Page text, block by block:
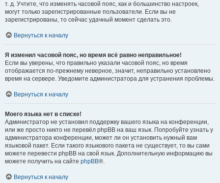
т. д. Учтите, что изменять часовой пояс, как и большинство настроек,
могут только зарегистрированные пользователи. Если вы не
зарегистрированы, то сейчас удачный момент сделать это.
Вернуться к началу
Я изменил часовой пояс, но время всё равно неправильное!
Если вы уверены, что правильно указали часовой пояс, но время
отображается по-прежнему неверное, значит, неправильно установлено
время на сервере. Уведомите администратора для устранения проблемы.
Вернуться к началу
Моего языка нет в списке!
Администратор не установил поддержку вашего языка на конференции,
или же просто никто не перевёл phpBB на ваш язык. Попробуйте узнать у
администратора конференции, может ли он установить нужный вам
языковой пакет. Если такого языкового пакета не существует, то вы сами
можете перевести phpBB на свой язык. Дополнительную информацию вы
можете получить на сайте phpBB®.
Вернуться к началу